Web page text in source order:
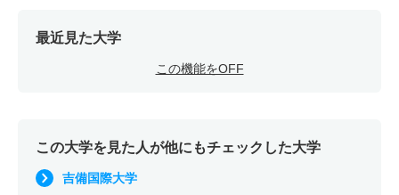
最近見た大学
この機能をOFF
この大学を見た人が他にもチェックした大学
吉備国際大学